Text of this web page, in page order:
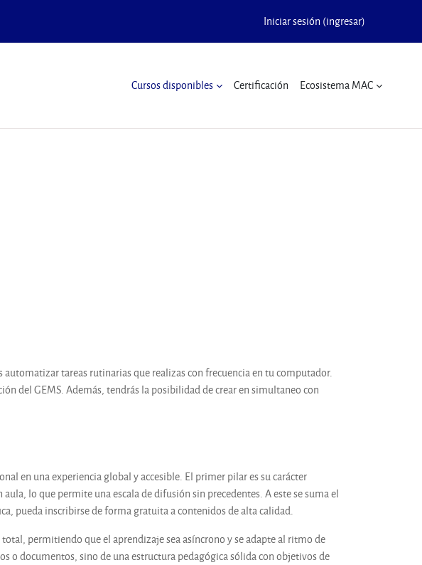
Iniciar sesión (ingresar)
Cursos disponibles Certificación Ecosistema MAC
tareas rutinarias que realizas con frecuencia en tu computador.
del GEMS. Además, tendrás la posibilidad de crear en simultaneo con
en una experiencia global y accesible. El primer pilar es su carácter
lo que permite una escala de difusión sin precedentes. A este se suma el
pueda inscribirse de forma gratuita a contenidos de alta calidad.
permitiendo que el aprendizaje sea asíncrono y se adapte al ritmo de
o documentos, sino de una estructura pedagógica sólida con objetivos de